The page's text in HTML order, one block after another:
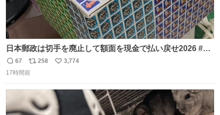
日本郵政は切手を廃止して額面を現金で払い戻せ2026 #日
本郵政 @JapanPostHD_PR
返
信
67
リ
ポ
ト
数
258
い
数
3,774
17時間前